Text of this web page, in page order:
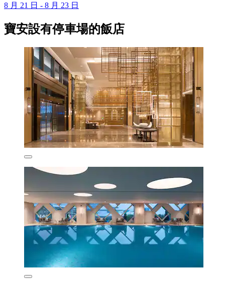
8 月 21 日 - 8 月 23 日
寶安設有停車場的飯店